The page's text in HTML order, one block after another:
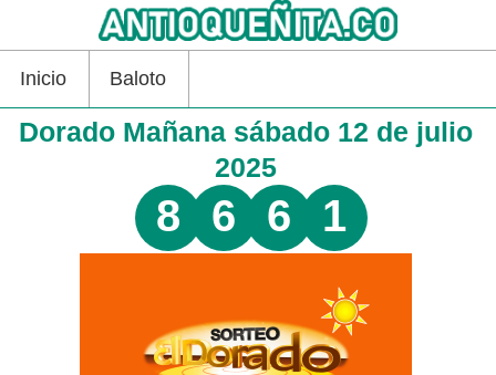
Inicio Baloto
Dorado Mañana sábado 12 de julio
2025
8 6 6 1